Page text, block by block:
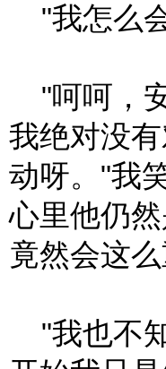
"我怎么
"呵呵，
我绝对没
动呀。"我
心里他仍
竟然会这
"我也不